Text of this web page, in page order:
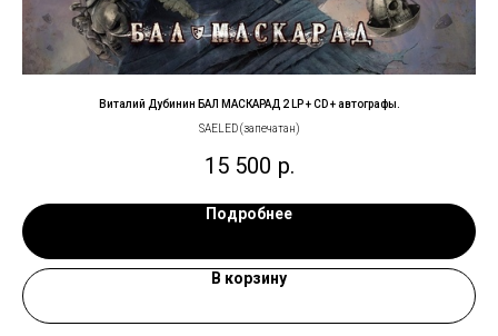
Виталий Дубинин БАЛ МАСКАРАД 2 LP + CD + автографы.
SAELED (запечатан)
15 500 р.
Подробнее
В корзину